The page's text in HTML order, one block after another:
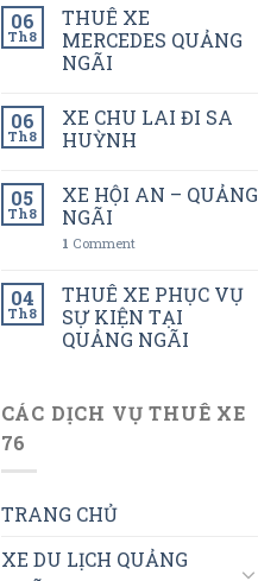
06
Th8
THUÊ XE
MERCEDES QUẢNG
NGÃI
06
Th8
XE CHU LAI ĐI SA
HUỲNH
05
Th8
XE HỘI AN – QUẢNG
NGÃI
1 Comment
04
Th8
THUÊ XE PHỤC VỤ
SỰ KIỆN TẠI
QUẢNG NGÃI
CÁC DỊCH VỤ THUÊ XE
76
TRANG CHỦ
XE DU LỊCH QUẢNG